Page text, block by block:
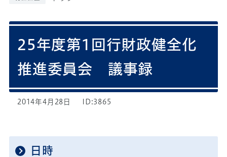
25年度第1回行財政健全化
推進委員会 議事録
2014年4月28日 ID:3865
日時